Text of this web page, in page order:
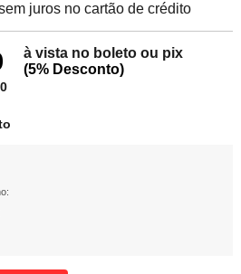
juros no cartão de crédito
à vista no boleto ou pix
(5% Desconto)